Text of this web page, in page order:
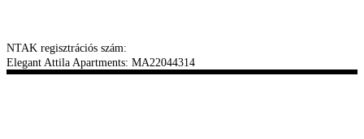
NTAK regisztrációs szám:
Elegant Attila Apartments: MA22044314